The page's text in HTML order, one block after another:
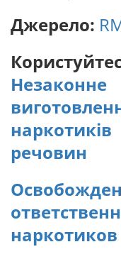
Джерело:
речовин
наркотиков